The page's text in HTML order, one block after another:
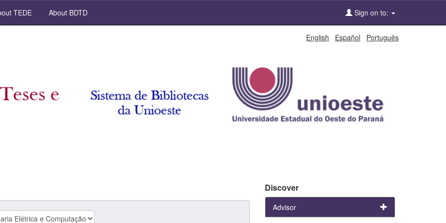
TEDE About BDTD Sign on to:
English Español Português
Discover
Advisor